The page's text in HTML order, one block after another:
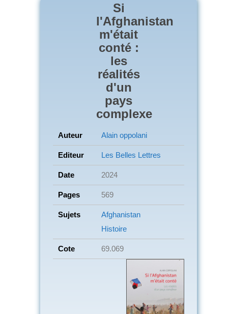
Si
l'Afghanistan
m'était
conté :
les
réalités
d'un
pays
complexe
Auteur Alain oppolani
Editeur Les Belles Lettres
Date 2024
Pages 569
Sujets
Afghanistan
Histoire
Cote 69.069